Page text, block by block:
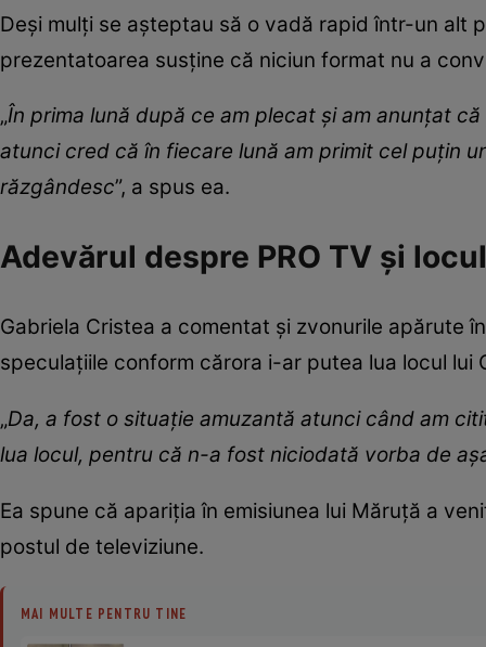
Deși mulți se așteptau să o vadă rapid într-un alt
prezentatoarea susține că niciun format nu a
„În prima lună după ce am plecat și am anunțat
atunci cred că în fiecare lună am primit cel puțin
răzgândesc”, a spus ea.
Adevărul despre PRO TV și
Gabriela Cristea a comentat și zvonurile apărute
speculațiile conform cărora i-ar putea lua locul lui
„Da, a fost o situație amuzantă atunci când am
lua locul, pentru că n-a fost niciodată vorba de
Ea spune că apariția în emisiunea lui Măruță a
postul de televiziune.
MAI MULTE PENTRU TINE